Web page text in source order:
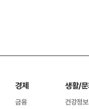
경제
금융
생활/
건강정보